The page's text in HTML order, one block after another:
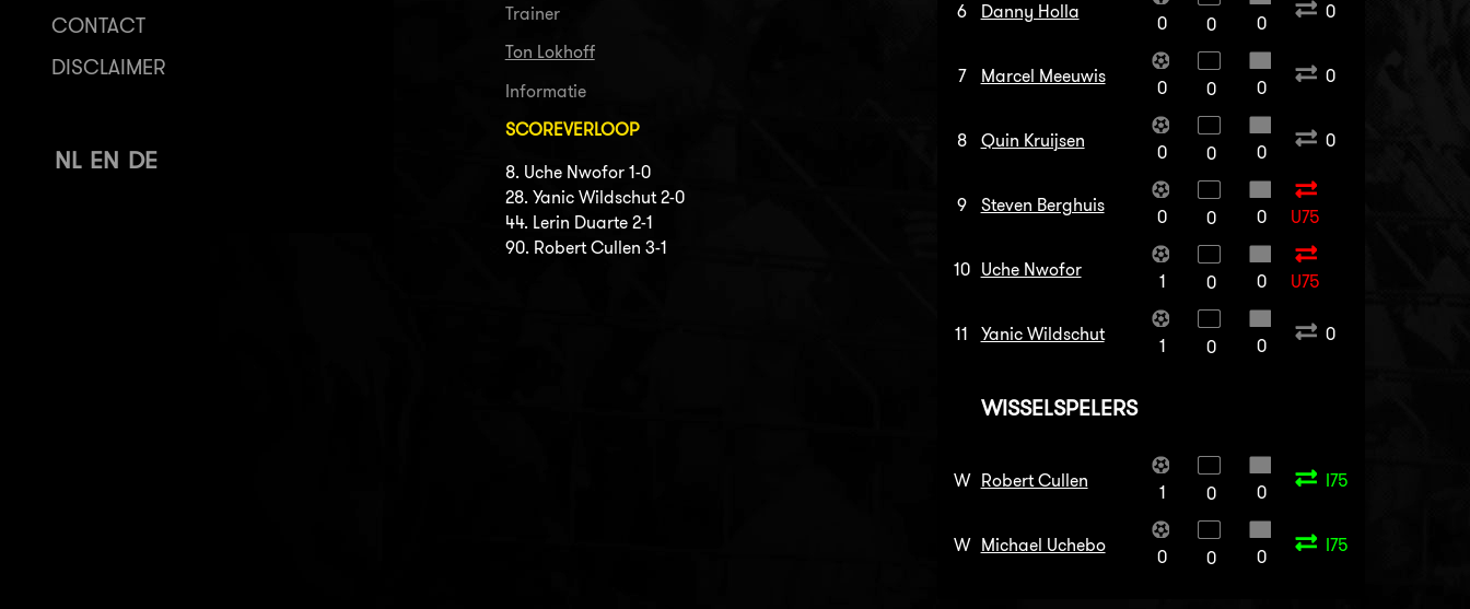
CONTACT
DISCLAIMER
NL EN DE
Trainer
Ton Lokhoff
Informatie
SCOREVERLOOP
8. Uche Nwofor 1-0
28. Yanic Wildschut 2-0
44. Lerin Duarte 2-1
90. Robert Cullen 3-1
6 Danny Holla
0 0 0
0
7 Marcel Meeuwis
0 0 0
0
8 Quin Kruijsen
0 0 0
0
9 Steven Berghuis
0 0 0 U75
10 Uche Nwofor
1 0 0 U75
11 Yanic Wildschut
1 0 0
0
WISSELSPELERS
W Robert Cullen
1 0 0
I75
W Michael Uchebo
0 0 0
I75